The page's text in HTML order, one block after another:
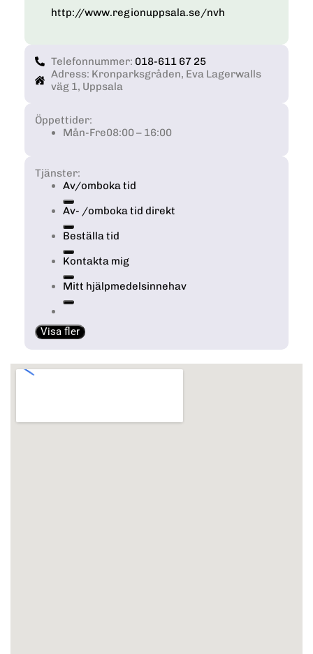
http://www.regionuppsala.se/nvh
Telefonnummer: 018-611 67 25
Adress: Kronparksgråden, Eva Lagerwalls
väg 1, Uppsala
Öppettider:
Mån-Fre08:00 – 16:00
Tjänster:
Av/omboka tid
Av- /omboka tid direkt
Beställa tid
Kontakta mig
Mitt hjälpmedelsinnehav
Visa fler